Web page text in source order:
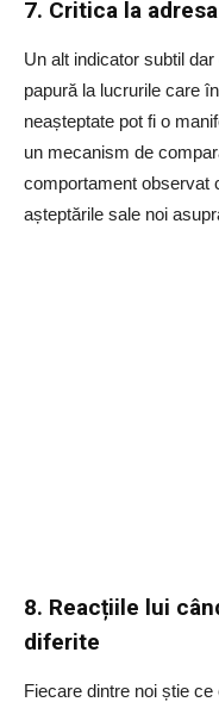
7. Critica la
Un alt indicator subtil
papură la lucrurile care
neașteptate pot fi o
un mecanism de
comportament observat
așteptările sale noi
8. Reacțiile lui
diferite
Fiecare dintre noi știe